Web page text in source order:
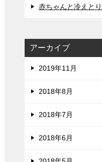
赤ちゃんと冷えとり
アーカイブ
2019年11月
2018年8月
2018年7月
2018年6月